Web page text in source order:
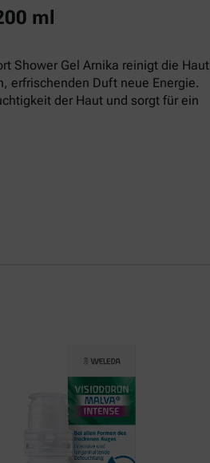
ml
Shower Gel Arnika reinigt die Haut
erfrischenden Duft neue Energie.
der Haut und sorgt für ein